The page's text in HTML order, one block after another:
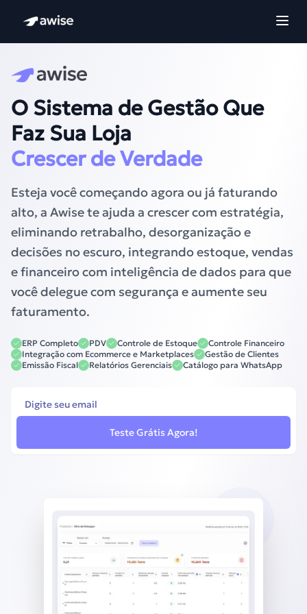
O Sistema de Gestão Que
Faz Sua Loja
Crescer de Verdade
Esteja você começando agora ou já faturando
alto, a Awise te ajuda a crescer com estratégia,
eliminando retrabalho, desorganização e
decisões no escuro, integrando estoque, vendas
e financeiro com inteligência de dados para que
você delegue com segurança e aumente seu
faturamento.
ERP Completo PDV Controle de Estoque
Controle Financeiro
Integração com Ecommerce e Marketplaces
Gestão de Clientes
Emissão Fiscal
Relatórios Gerenciais Catálogo para WhatsApp
Teste Grátis Agora!